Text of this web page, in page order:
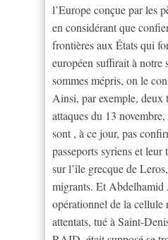
l’Europe conçue par les
en considérant que
frontières aux États qui
européen suffirait à notre
sommes mépris, on le
Ainsi, par exemple, deux
attaques du 13
sont , à ce jour, pas
passeports syriens et leur
sur l’île grecque de
migrants. Et Abdelhamid
opérationnel de la cellule
attentats, tué à Saint-